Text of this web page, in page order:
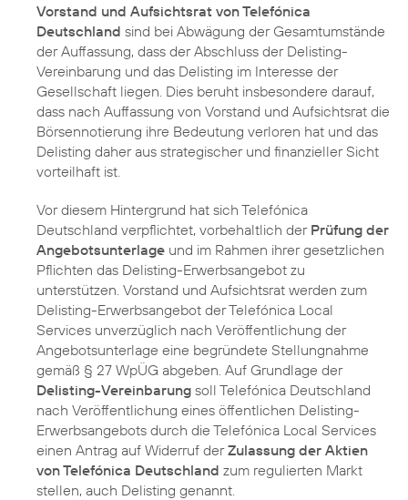
Vorstand und Aufsichtsrat von Telefónica
Deutschland sind bei Abwägung der Gesamtumstände
der Auffassung, dass der Abschluss der Delisting-
Vereinbarung und das Delisting im Interesse der
Gesellschaft liegen. Dies beruht insbesondere darauf,
dass nach Auffassung von Vorstand und Aufsichtsrat die
Börsennotierung ihre Bedeutung verloren hat und das
Delisting daher aus strategischer und finanzieller Sicht
vorteilhaft ist.
Vor diesem Hintergrund hat sich Telefónica
Deutschland verpflichtet, vorbehaltlich der Prüfung der
Angebotsunterlage und im Rahmen ihrer gesetzlichen
Pflichten das Delisting-Erwerbsangebot zu
unterstützen. Vorstand und Aufsichtsrat werden zum
Delisting-Erwerbsangebot der Telefónica Local
Services unverzüglich nach Veröffentlichung der
Angebotsunterlage eine begründete Stellungnahme
gemäß § 27 WpÜG abgeben. Auf Grundlage der
Delisting-Vereinbarung soll Telefónica Deutschland
nach Veröffentlichung eines öffentlichen Delisting-
Erwerbsangebots durch die Telefónica Local Services
einen Antrag auf Widerruf derZulassung der Aktien
von Telefónica Deutschland zum regulierten Markt
stellen, auch Delisting genannt.